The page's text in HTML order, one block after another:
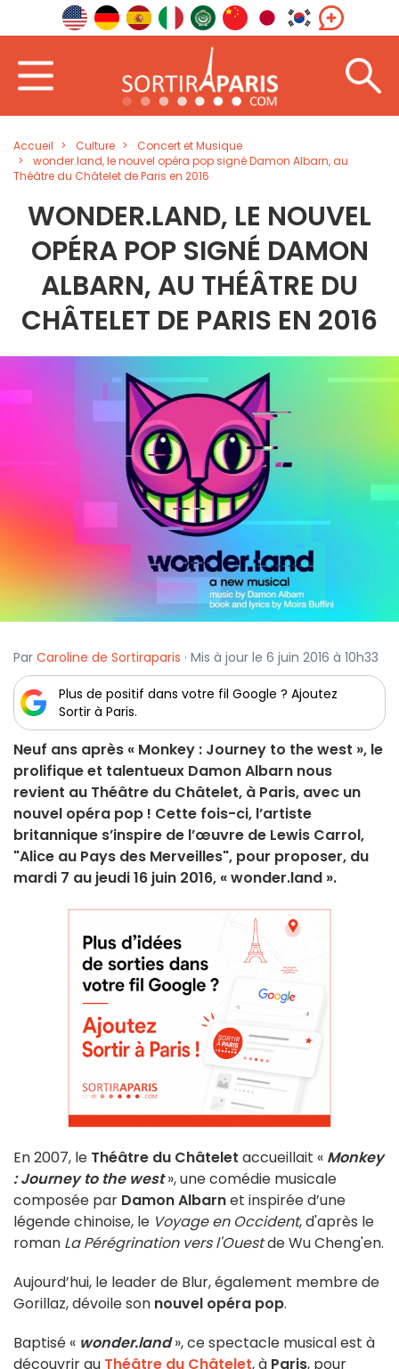
Accueil Culture
Concert et Musique
wonder.land, le nouvel opéra pop signé Damon Albarn, au
Théâtre du Châtelet de Paris en 2016
WONDER.LAND, LE NOUVEL
OPÉRA POP SIGNÉ DAMON
ALBARN, AU THÉÂTRE DU
CHÂTELET DE PARIS EN 2016
Par Caroline de Sortiraparis · Mis à jour le 6 juin 2016 à 10h33
Plus de positif dans votre fil Google ? Ajoutez
Sortir à Paris.
Neuf ans après « Monkey : Journey to the west », le
prolifique et talentueux Damon Albarn nous
revient au Théâtre du Châtelet, à Paris, avec un
nouvel opéra pop ! Cette fois-ci, l’artiste
britannique s’inspire de l’œuvre de Lewis Carrol,
"Alice au Pays des Merveilles", pour proposer, du
mardi 7 au jeudi 16 juin 2016, « wonder.land ».
En 2007, le Théâtre du Châtelet accueillait « Monkey
: Journey to the west», une comédie musicale
composée par Damon Albarnet inspirée d’une
légende chinoise, le Voyage en Occident, d'après le
roman La Pérégrination vers l'Ouestde Wu Cheng'en.
Aujourd’hui, le leader de Blur, également membre de
Gorillaz, dévoile son nouvel opéra pop.
Baptisé « wonder.land », ce spectacle musical est à
découvrir au Théâtre du Châtelet, à Paris, pour